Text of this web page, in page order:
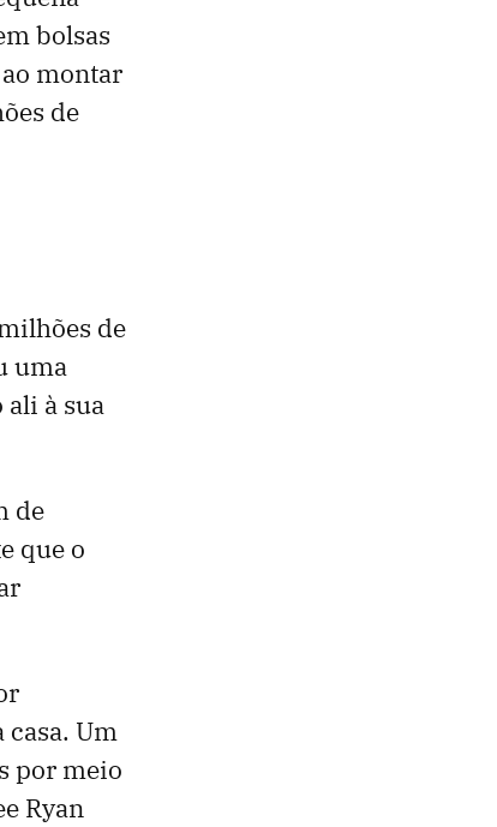
bolsas
montar
de
de
uma
à sua
de
que o
Um
por meio
Ryan